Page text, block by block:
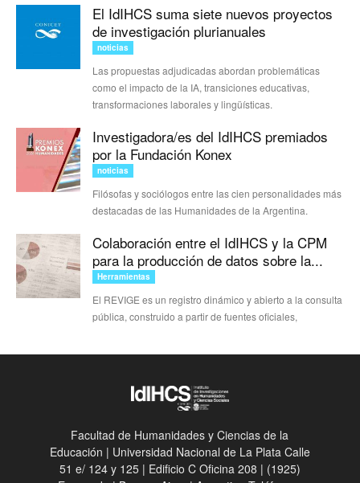
El IdIHCS suma siete nuevos proyectos
de investigación plurianuales
noticias
Las propuestas adjudicadas abordan problemáticas
como el impacto de la IA, transiciones educativas,
transformaciones laborales y lingüísticas.
Investigadora/es del IdIHCS premiados
por la Fundación Konex
noticias
Filósofas y sociólogos entre las cien personalidades más
destacadas de las Humanidades de la Argentina.
Colaboración entre el IdIHCS y la CPM
para la producción de datos sobre la...
Herramientas
El REVIGE es un registro dinámico y abierto a la consulta
pública, construido a partir de fuentes oficiales,
Facultad de Humanidades y Ciencias de la
Educación | Universidad Nacional de La Plata Calle
51 e/ 124 y 125 | Edificio C Oficina 208 | (1925)